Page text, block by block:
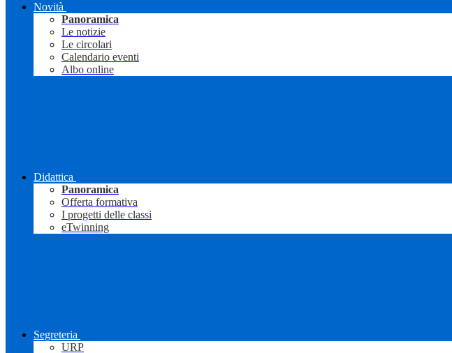
Novità
Panoramica
Le notizie
Le circolari
Calendario eventi
Albo online
Didattica
Panoramica
Offerta formativa
I progetti delle classi
eTwinning
Segreteria
URP